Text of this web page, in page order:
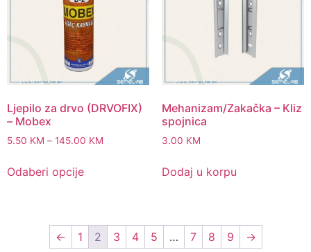
Ljepilo za drvo (DRVOFIX)
– Mobex
5.50 KM – 145.00 KM
Odaberi opcije
Mehanizam/Zakačka – Kliz
spojnica
3.00 KM
Dodaj u korpu
← 1 2 3 4 5 … 7 8 9 →